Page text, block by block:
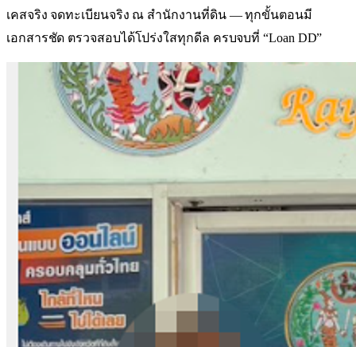
เคสจริง จดทะเบียนจริง ณ สำนักงานที่ดิน — ทุกขั้นตอนมี
เอกสารชัด ตรวจสอบได้โปร่งใสทุกดีล ครบจบที่ “Loan DD”